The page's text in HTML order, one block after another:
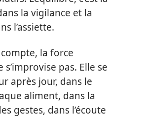
la vigilance et la
l’assiette.
la force
s’improvise pas. Elle se
après jour, dans le
aliment, dans la
gestes, dans l’écoute